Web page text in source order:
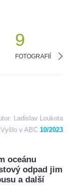
9
FOTOGRAFIÍ
Ladislav Loukota
Vyšlo v ABC 10/2023
oceánu
odpad jim
a další